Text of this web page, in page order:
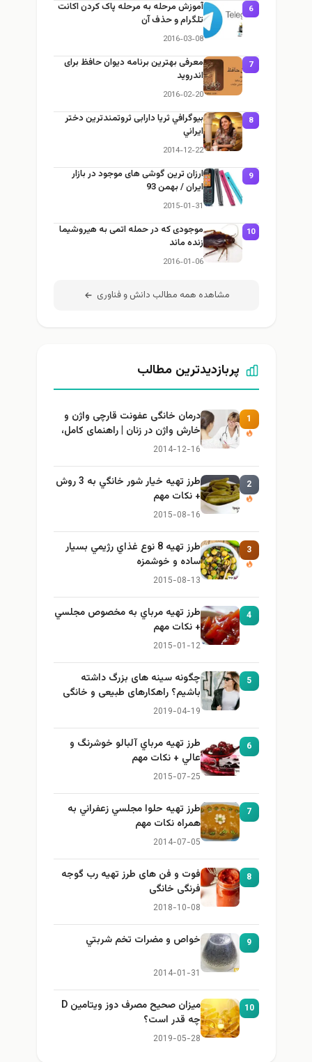
آموزش مرحله به مرحله پاک کردن اکانت
تلگرام و حذف آن
2016-03-08
معرفی بهترین برنامه دیوان حافظ برای
اندروید
2016-02-20
بيوگرافي ثریا دارابی ثروتمندترين دختر
ايراني
2014-12-22
ارزان ترين گوشی‌ های موجود در بازار
ايران / بهمن 93
2015-01-31
موجودی که در حمله اتمی به هیروشیما
زنده ماند
2016-01-06
مشاهده همه مطالب دانش و فناوری
پربازدیدترین مطالب
درمان خانگی عفونت قارچی واژن و
خارش واژن در زنان | راهنمای کامل،
ایمن و کاربردی
2014-12-16
طرز تهيه خیار شور خانگي به 3 روش
+ نكات مهم
2015-08-16
طرز تهيه 8 نوع غذاي رژيمي بسيار
ساده و خوشمزه
2015-08-13
طرز تهيه مرباي به مخصوص مجلسي
+ نكات مهم
2015-01-12
چگونه سینه های بزرگ داشته
باشیم؟ راهکارهای طبیعی و خانگی
برای بزرگ کردن سینه
2019-04-19
طرز تهيه مرباي آلبالو خوشرنگ و
عالي + نكات مهم
2015-07-25
طرز تهيه حلوا مجلسي زعفراني به
همراه نكات مهم
2014-07-05
فوت و فن های طرز تهیه رب گوجه
فرنگی خانگی
2018-10-08
خواص و مضرات تخم شربتي
2014-01-31
میزان صحیح مصرف دوز ویتامین D
چه قدر است؟
2019-05-28